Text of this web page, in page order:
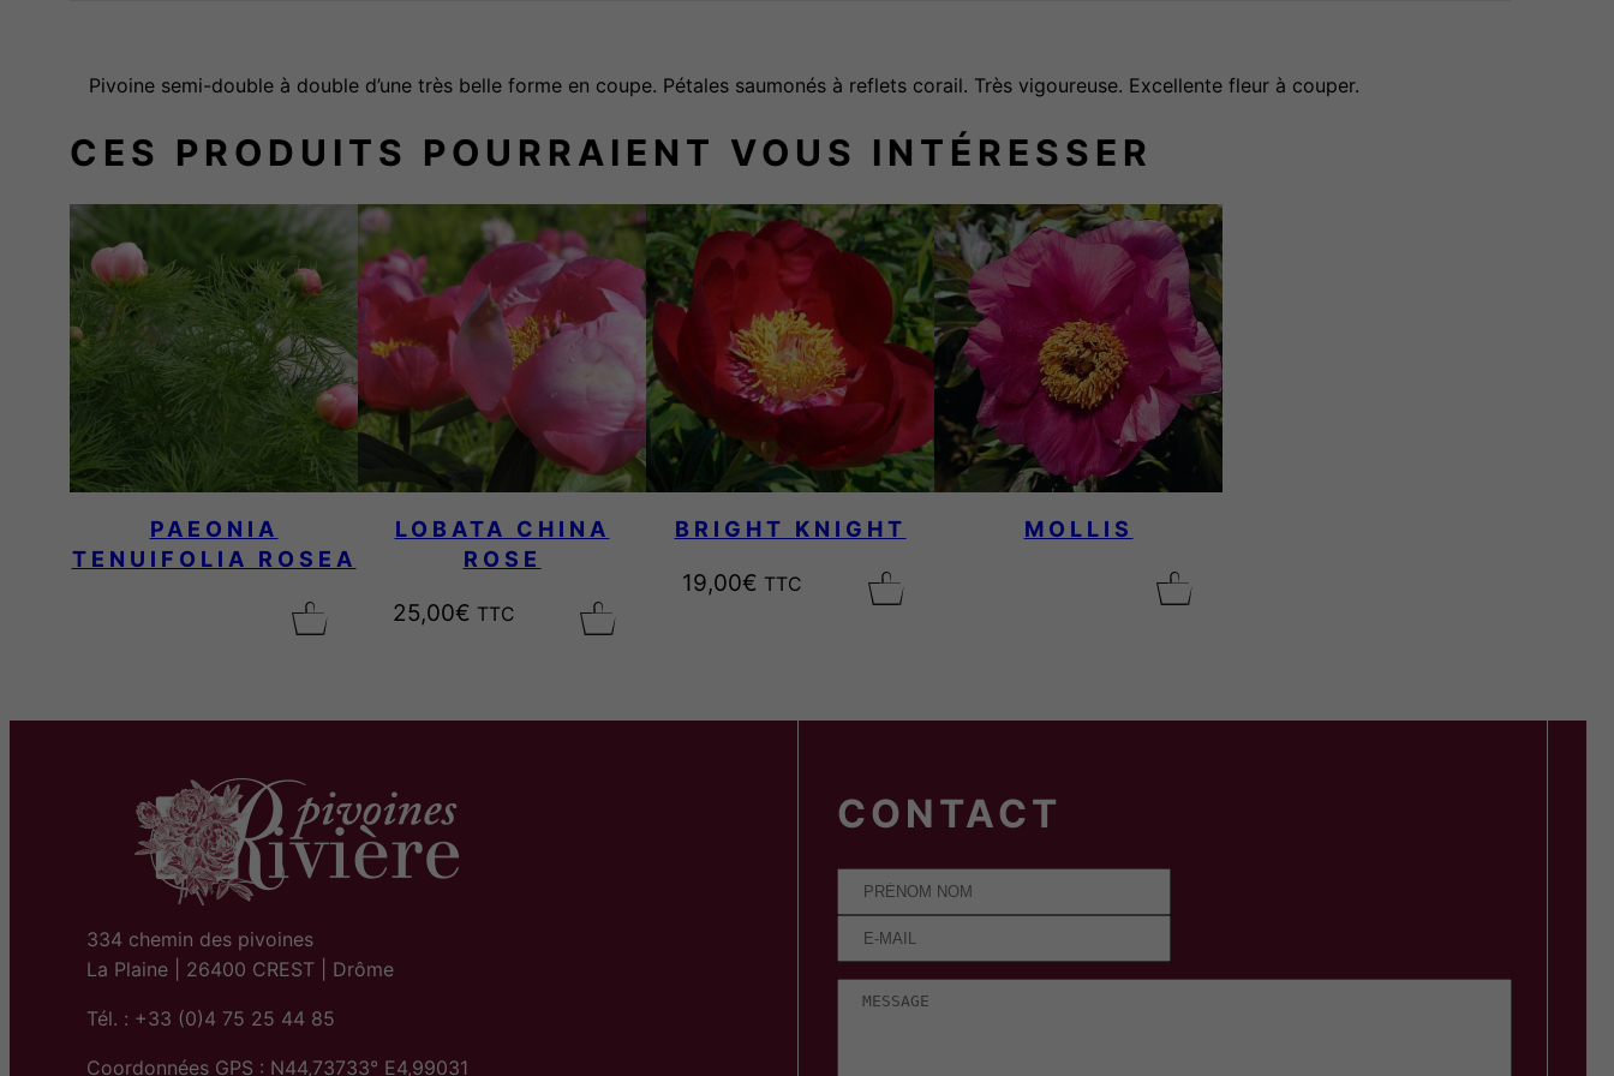
O
A
L
S
U
P
M
E
Pivoine semi-double à double d’une très belle forme en coupe. Pétales saumonés à reflets corail. Très vigoureuse. Excellente fleur à couper.
CES PRODUITS POURRAIENT VOUS INTÉRESSER
PAEONIA
TENUIFOLIA ROSEA
LOBATA CHINA
ROSE
25,00€ TTC
BRIGHT KNIGHT
19,00€ TTC
MOLLIS
334 chemin des pivoines
La Plaine | 26400 CREST | Drôme
Tél. : +33 (0)4 75 25 44 85
Coordonnées GPS : N44,73733° E4,99031
CONTACT